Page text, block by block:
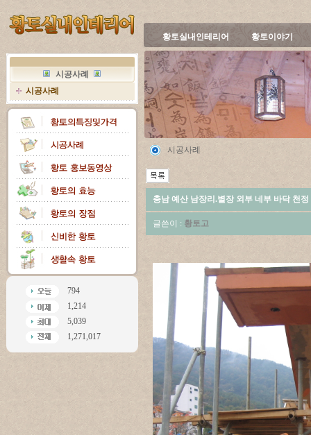
황토실내인테리어 황토이야기
시공사례
시공사례
794
1,214
5,039
1,271,017
시공사례
충남 예산 남장리.별장 외부 네부 바닥 천
글쓴이 : 황토고